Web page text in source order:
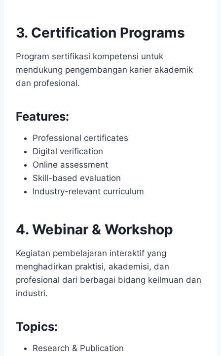
3. Certification Programs
Program sertifikasi kompetensi untuk
mendukung pengembangan karier akademik
dan profesional.
Features:
Professional certificates
Digital verification
Online assessment
Skill-based evaluation
Industry-relevant curriculum
4. Webinar & Workshop
Kegiatan pembelajaran interaktif yang
menghadirkan praktisi, akademisi, dan
profesional dari berbagai bidang keilmuan dan
industri.
Topics:
Research & Publication